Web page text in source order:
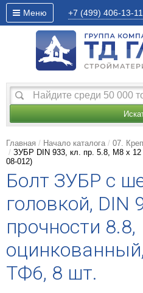
Меню +7 (499) 406-13-11
Главная Начало каталога 07.
ЗУБР DIN 933, кл. пр. 5.8, M8 х
08-012)
Болт ЗУБР с
головкой, DIN
прочности 8.8,
ТФ6, 8 шт.